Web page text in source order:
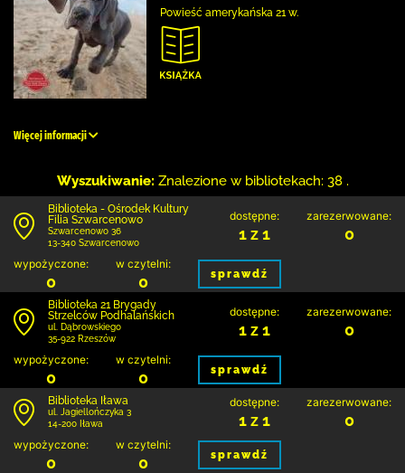
Powieść amerykańska 21 w.
Więcej informacji
Wyszukiwanie: Znalezione w bibliotekach: 38 .
Biblioteka - Ośrodek Kultury
Filia Szwarcenowo
Szwarcenowo 36
13-340 Szwarcenowo
dostępne:
1 z 1
zarezerwowane:
0
wypożyczone:
0
w czytelni:
0 sprawdź
Biblioteka 21 Brygady
Strzelców Podhalańskich
ul. Dąbrowskiego
35-922 Rzeszów
dostępne:
1 z 1
zarezerwowane:
0
wypożyczone:
0
w czytelni:
0 sprawdź
Biblioteka Iława
ul. Jagiellończyka 3
14-200 Iława
dostępne:
1 z 1
zarezerwowane:
0
wypożyczone:
0
w czytelni:
0 sprawdź